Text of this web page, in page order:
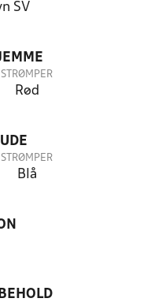
SV
STRØMPER
Rød
STRØMPER
Blå